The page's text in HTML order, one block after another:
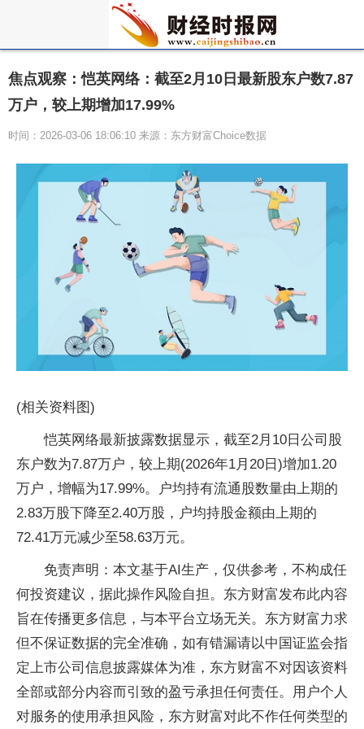
焦点观察：恺英网络：截至2月10日最新股东户数7.87
万户，较上期增加17.99%
时间：2026-03-06 18:06:10 来源：东方财富Choice数据
(相关资料图)
恺英网络最新披露数据显示，截至2月10日公司股
东户数为7.87万户，较上期(2026年1月20日)增加1.20
万户，增幅为17.99%。户均持有流通股数量由上期的
2.83万股下降至2.40万股，户均持股金额由上期的
72.41万元减少至58.63万元。
免责声明：本文基于AI生产，仅供参考，不构成任
何投资建议，据此操作风险自担。东方财富发布此内容
旨在传播更多信息，与本平台立场无关。东方财富力求
但不保证数据的完全准确，如有错漏请以中国证监会指
定上市公司信息披露媒体为准，东方财富不对因该资料
全部或部分内容而引致的盈亏承担任何责任。用户个人
对服务的使用承担风险，东方财富对此不作任何类型的